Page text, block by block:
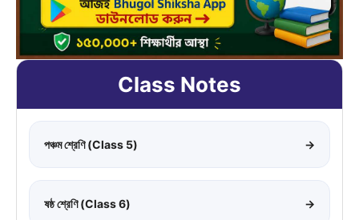
Class Notes
পঞ্চম শ্রেণি (Class 5) →
ষষ্ঠ শ্রেণি (Class 6) →